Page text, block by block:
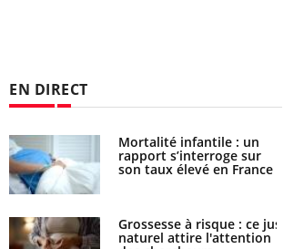
EN DIRECT
Mortalité infantile : un
rapport s’interroge sur
son taux élevé en France
Grossesse à risque : ce jus
naturel attire l'attention